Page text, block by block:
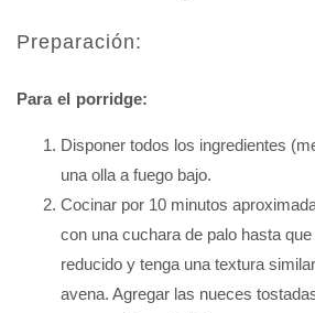
Preparación:
Para el porridge:
Disponer todos los ingredientes
una olla a fuego bajo.
Cocinar por 10 minutos
con una cuchara de palo hasta
reducido y tenga una textura
avena. Agregar las nueces